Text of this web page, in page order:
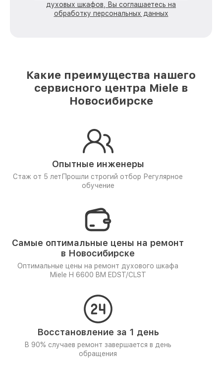
духовых шкафов, Вы соглашаетесь на
обработку персональных данных
Какие преимущества нашего
сервисного центра Miele в
Новосибирске
Опытные инженеры
Стаж от 5 лет Прошли строгий отбор Регулярное
обучение
Самые оптимальные цены на ремонт
в Новосибирске
Оптимальные цены на ремонт духового шкафа
Miele H 6600 BM EDST/CLST
Восстановление за 1 день
В 90% случаев ремонт завершается в день
обращения